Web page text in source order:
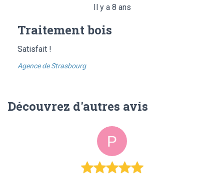
Il y a 8 ans
Traitement bois
Satisfait !
Agence de Strasbourg
Découvrez d'autres avis